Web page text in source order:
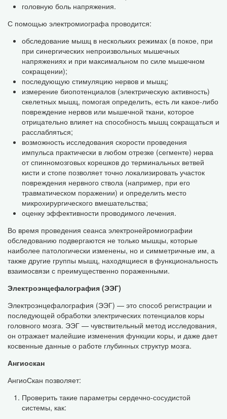
головную боль напряжения.
С помощью электромиографа проводится:
обследование мышц в нескольких режимах (в покое, при
при синергических непроизвольных мышечных
напряжениях и при максимальном по силе мышечном
сокращении);
последующую стимуляцию нервов и мышц;
измерение биопотенциалов (электрическую активность)
скелетных мышц, помогая определить, есть ли какое-либо
повреждение нервов или мышечной ткани, которое
отрицательно влияет на способность мышц сокращаться и
расслабляться;
возможность исследования скорости проведения
импульса практически в любом отрезке (сегменте) нерва
от спинномозговых корешков до терминальных ветвей
кисти и стопе позволяет точно локализировать участок
повреждения нервного ствола (например, при его
травматическом поражении) и определить место
микрохирургического вмешательства;
оценку эффективности проводимого лечения.
Во время проведения сеанса электронейромиографии
обследованию подвергаются не только мышцы, которые
наиболее патологически изменены, но и симметричные им, а
также другие группы мышц, находящиеся в функциональность
взаимосвязи с преимущественно пораженными.
Электроэнцефалография (ЭЭГ)
Электроэнцефалография (ЭЭГ) — это способ регистрации и
последующей обработки электрических потенциалов коры
головного мозга. ЭЭГ — чувствительный метод исследования,
он отражает малейшие изменения функции коры, и даже дает
косвенные данные о работе глубинных структур мозга.
Ангиоскан
АнгиоСкан позволяет:
Проверить такие параметры сердечно-сосудистой
системы, как: